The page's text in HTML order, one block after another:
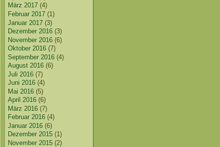
März 2017 (4)
Februar 2017 (1)
Januar 2017 (3)
Dezember 2016 (3)
November 2016 (6)
Oktober 2016 (7)
September 2016 (4)
August 2016 (6)
Juli 2016 (7)
Juni 2016 (4)
Mai 2016 (5)
April 2016 (6)
März 2016 (7)
Februar 2016 (4)
Januar 2016 (6)
Dezember 2015 (1)
November 2015 (2)